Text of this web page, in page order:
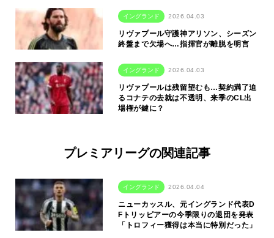
イングランド 2026.04.03
リヴァプール守護神アリソン、シーズン
終盤まで欠場へ…指揮官が離脱を明言
イングランド 2026.04.03
リヴァプールは残留望むも…契約満了迫
るコナテの去就は不透明、来季のCL出
場権が鍵に？
プレミアリーグの関連記事
イングランド 2026.04.04
ニューカッスル、元イングランド代表D
Fトリッピアーの今季限りの退団を発表
「トロフィー獲得は本当に特別だった」